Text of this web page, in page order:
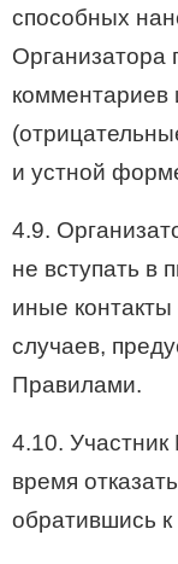
способных
Организатора
комментариев
и устной
4.9.
не вступать в
иные
случаев,
Правилами.
4.10.
время
обратившись